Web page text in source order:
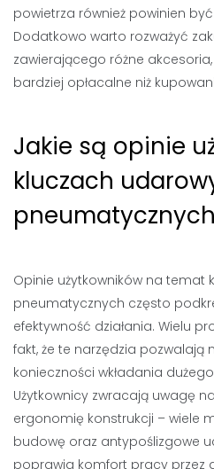
powietrza również powinien
Dodatkowo warto rozważyć
zawierającego różne
bardziej opłacalne niż
Jakie są opinie
kluczach
pneumatycznych
Opinie użytkowników na temat
pneumatycznych często
efektywność działania. Wielu
fakt, że te narzędzia pozwalają
konieczności wkładania
Użytkownicy zwracają uwagę
ergonomię konstrukcji – wiele
budowę oraz antypoślizgowe
poprawia komfort pracy przez